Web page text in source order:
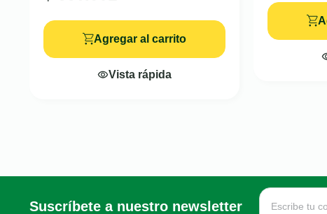
Agregar al carrito
Vista rápida
Suscríbete a nuestro newsletter